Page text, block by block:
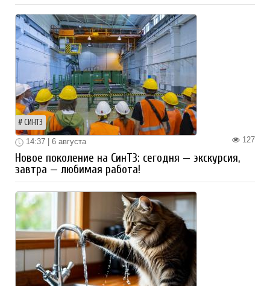
СИНТЗ
127
14:37 | 6 августа
Новое поколение на СинТЗ: сегодня — экскурсия,
завтра — любимая работа!